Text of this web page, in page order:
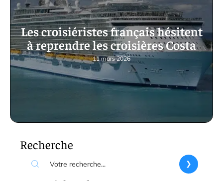
Les croisiéristes français hésitent
à reprendre les croisières Costa
11 mars 2026
Recherche